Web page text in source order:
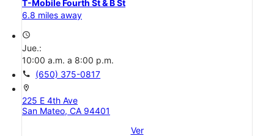
T-Mobile Fourth St & B St
6.8 miles away
access_time
Jue.:
10:00 a.m. a 8:00 p.m.
call (650) 375-0817
location_on
225 E 4th Ave
San Mateo, CA 94401
Ver